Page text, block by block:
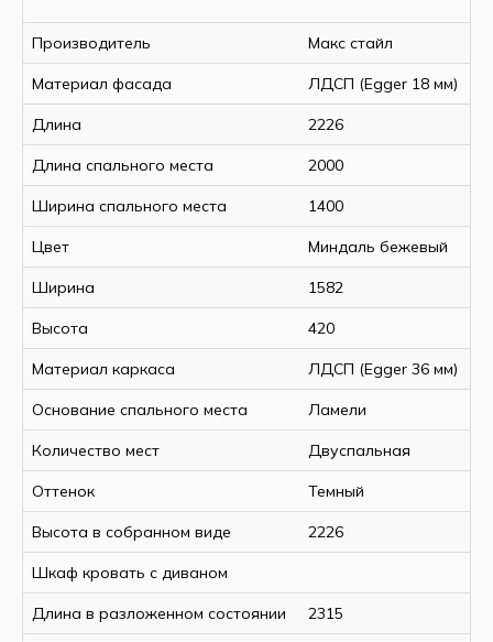
Комплектация: 2 ручки, ортопедическое основание,
крепежные ремни для фиксации матраса, полка 10 см;
Опора: металлическая с синхронизатором.
Ширина
1582 мм
Длина
2226 мм
Высота
420 мм
Длина в разложенном
состоянии
2315 мм
Размер спального места,
ДхШ
2000х1400 мм
Основание спального
места
ламели
Количество спальных мест
2
Материал каркаса
ЛДСП (Egger 36
мм)
Материал изголовья/
изножья
ЛДСП (Egger 36
мм)
Материал фасада
(шуфляды)
ЛДСП (Egger 18
мм)
Цвет
бежевый
Производитель Макс стайл
Материал фасада ЛДСП (Egger 18 мм)
Длина 2226
Длина спального места 2000
Ширина спального места 1400
Цвет Миндаль бежевый
Ширина 1582
Высота 420
Материал каркаса ЛДСП (Egger 36 мм)
Основание спального места Ламели
Количество мест Двуспальная
Оттенок Темный
Высота в собранном виде 2226
Шкаф кровать с диваном
Длина в разложенном состоянии 2315